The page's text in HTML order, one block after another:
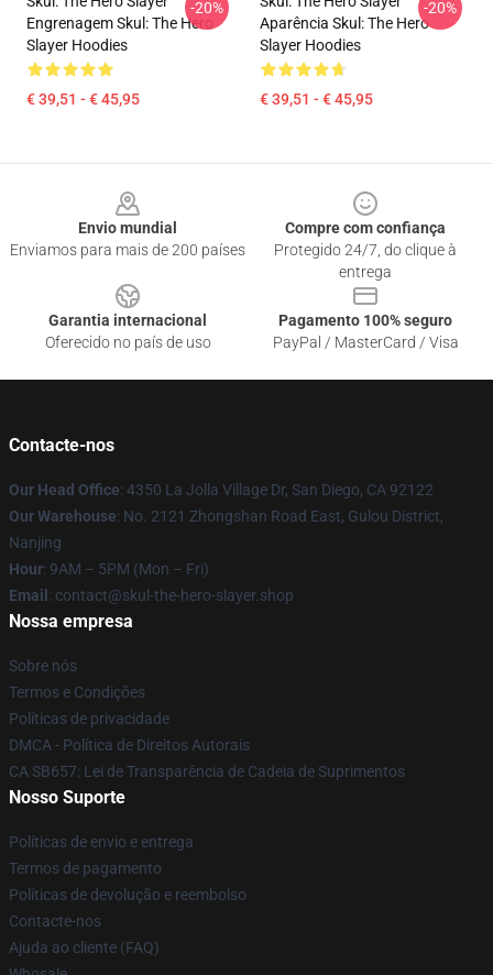
Engrenagem Skul: The Hero
Slayer Hoodies
€ 39,51 - € 45,95
-20%
Aparência Skul: The Hero
Slayer Hoodies
€ 39,51 - € 45,95
-20%
Envio mundial
Enviamos para mais de 200 países
Compre com confiança
Protegido 24/7, do clique à
entrega
Garantia internacional
Oferecido no país de uso
Pagamento 100% seguro
PayPal / MasterCard / Visa
Contacte-nos
Our Head Office: 4350 La Jolla Village Dr, San Diego, CA 92122
Our Warehouse: No. 2121 Zhongshan Road East, Gulou District,
Nanjing
Hour: 9AM – 5PM (Mon – Fri)
Email : contact@skul-the-hero-slayer.shop
Nossa empresa
Sobre nós
Termos e Condições
Políticas de privacidade
DMCA - Política de Direitos Autorais
CA SB657: Lei de Transparência de Cadeia de Suprimentos
Nosso Suporte
Políticas de envio e entrega
Termos de pagamento
Políticas de devolução e reembolso
Contacte-nos
Ajuda ao cliente (FAQ)